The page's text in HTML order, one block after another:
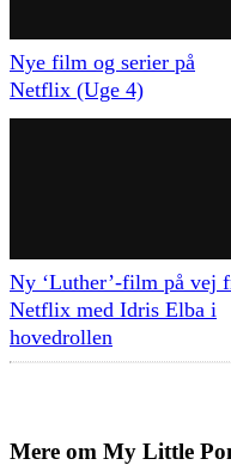
Nye film og serier på
Netflix (Uge 4)
Ny ‘Luther’-film på vej
Netflix med Idris Elba i
hovedrollen
Mere om My Little